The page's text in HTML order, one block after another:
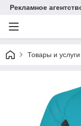
Рекламное
Товары и услуги